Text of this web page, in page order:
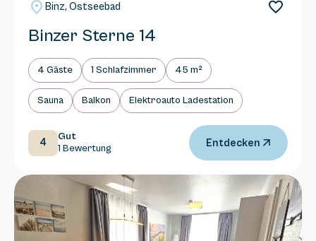
Binz, Ostseebad
Binzer Sterne 14
4 Gäste 1 Schlafzimmer 45 m²
Sauna Balkon Elektroauto Ladestation
4
Gut
1 Bewertung
Entdecken